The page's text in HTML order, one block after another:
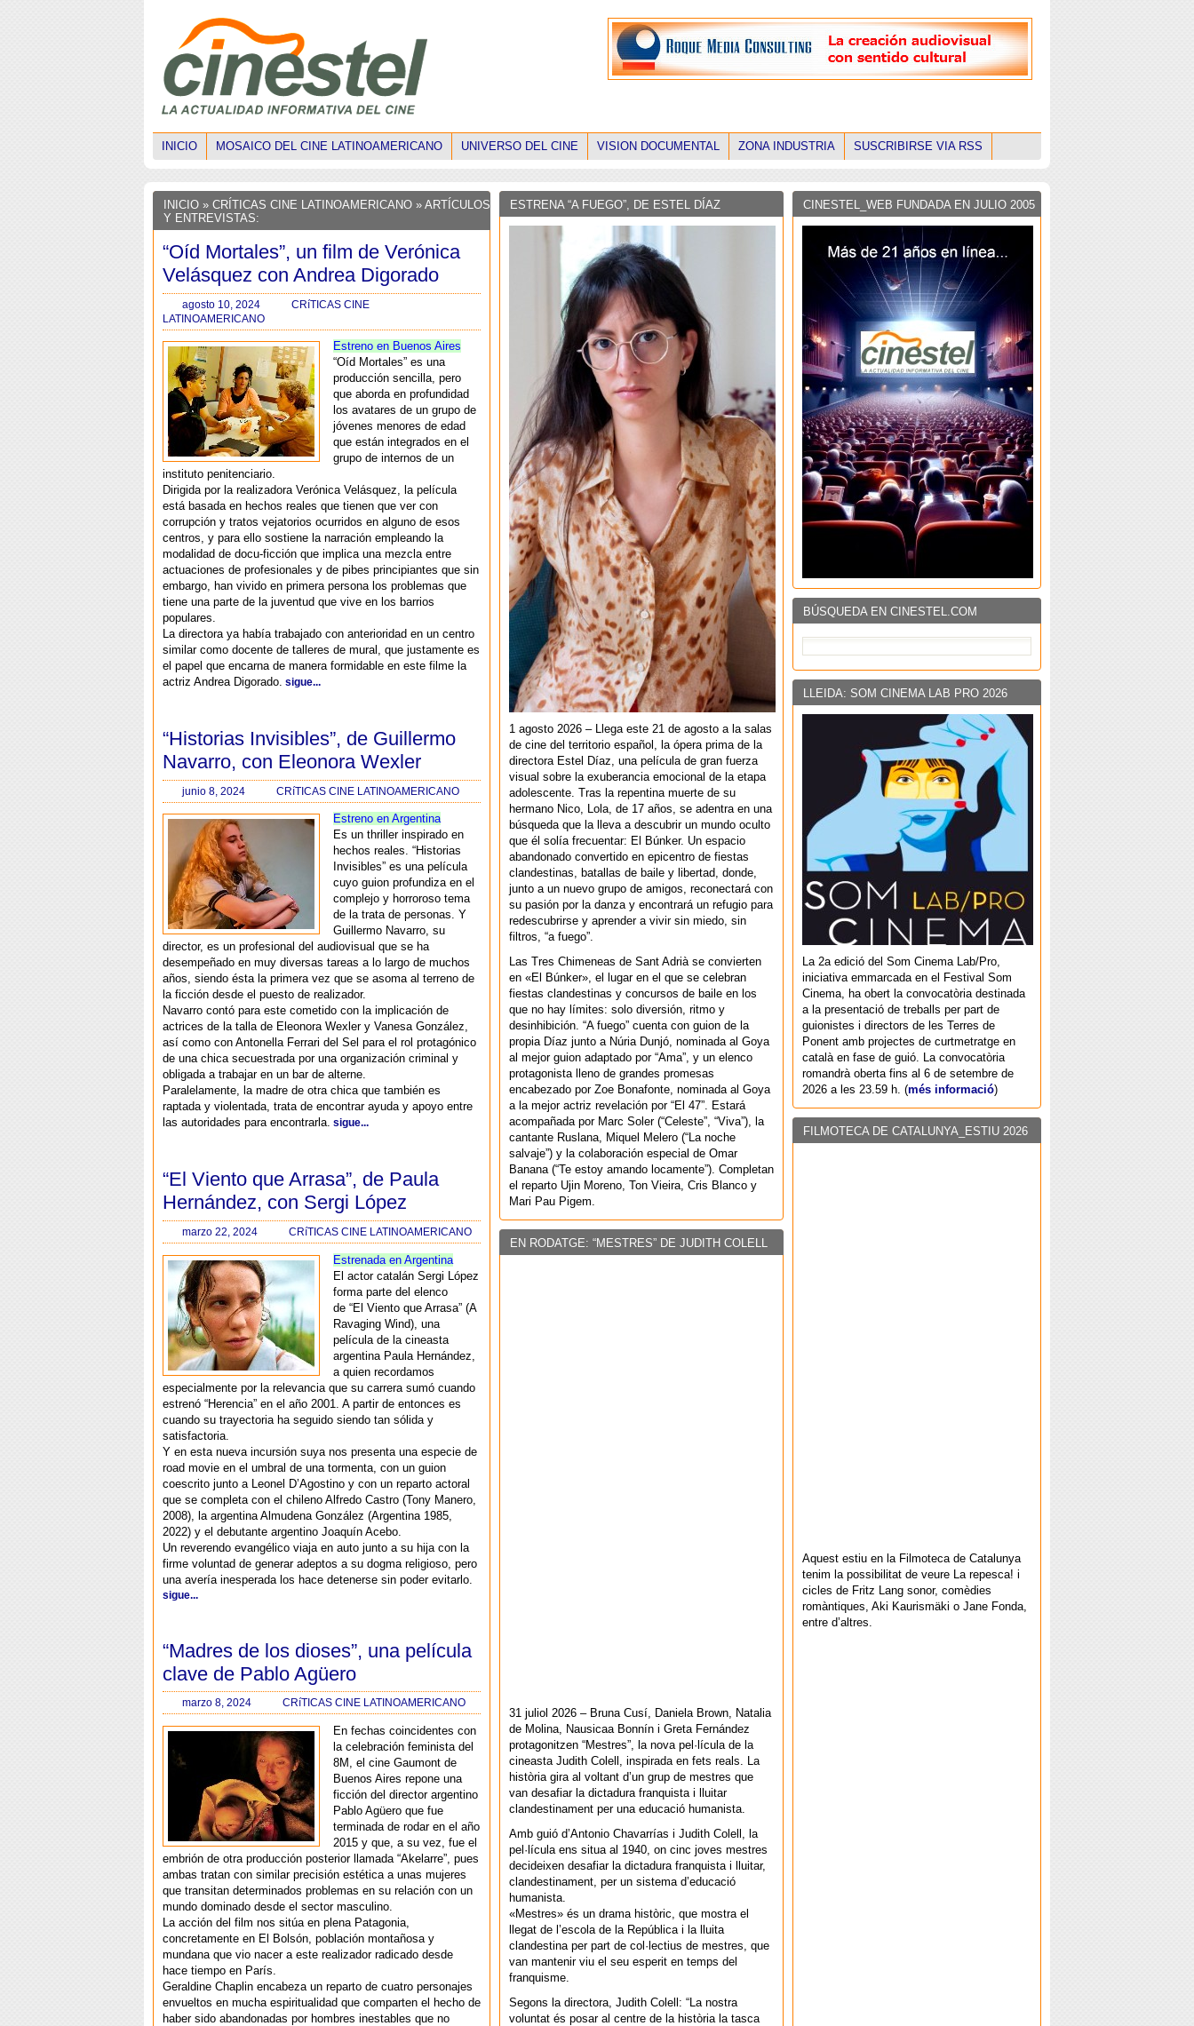
INICIO MOSAICO DEL CINE LATINOAMERICANO UNIVERSO DEL CINE VISION DOCUMENTAL ZONA INDUSTRIA SUSCRIBIRSE VIA RSS
INICIO » CRÍTICAS CINE LATINOAMERICANO » ARTÍCULOS
Y ENTREVISTAS:
“Oíd Mortales”, un film de Verónica
Velásquez con Andrea Digorado
agosto 10, 2024
CRíTICAS CINE
LATINOAMERICANO
Estreno en Buenos Aires
“Oíd Mortales” es una
producción sencilla, pero
que aborda en profundidad
los avatares de un grupo de
jóvenes menores de edad
que están integrados en el
grupo de internos de un
instituto penitenciario.
Dirigida por la realizadora Verónica Velásquez, la película
está basada en hechos reales que tienen que ver con
corrupción y tratos vejatorios ocurridos en alguno de esos
centros, y para ello sostiene la narración empleando la
modalidad de docu-ficción que implica una mezcla entre
actuaciones de profesionales y de pibes principiantes que sin
embargo, han vivido en primera persona los problemas que
tiene una parte de la juventud que vive en los barrios
populares.
La directora ya había trabajado con anterioridad en un centro
similar como docente de talleres de mural, que justamente es
el papel que encarna de manera formidable en este filme la
actriz Andrea Digorado. sigue...
“Historias Invisibles”, de Guillermo
Navarro, con Eleonora Wexler
junio 8, 2024 CRíTICAS CINE LATINOAMERICANO
Estreno en Argentina
Es un thriller inspirado en
hechos reales. “Historias
Invisibles” es una película
cuyo guion profundiza en el
complejo y horroroso tema
de la trata de personas. Y
Guillermo Navarro, su
director, es un profesional del audiovisual que se ha
desempeñado en muy diversas tareas a lo largo de muchos
años, siendo ésta la primera vez que se asoma al terreno de
la ficción desde el puesto de realizador.
Navarro contó para este cometido con la implicación de
actrices de la talla de Eleonora Wexler y Vanesa González,
así como con Antonella Ferrari del Sel para el rol protagónico
de una chica secuestrada por una organización criminal y
obligada a trabajar en un bar de alterne.
Paralelamente, la madre de otra chica que también es
raptada y violentada, trata de encontrar ayuda y apoyo entre
las autoridades para encontrarla. sigue...
“El Viento que Arrasa”, de Paula
Hernández, con Sergi López
marzo 22, 2024 CRíTICAS CINE LATINOAMERICANO
Estrenada en Argentina
El actor catalán Sergi López
forma parte del elenco
de “El Viento que Arrasa” (A
Ravaging Wind), una
película de la cineasta
argentina Paula Hernández,
a quien recordamos
especialmente por la relevancia que su carrera sumó cuando
estrenó “Herencia” en el año 2001. A partir de entonces es
cuando su trayectoria ha seguido siendo tan sólida y
satisfactoria.
Y en esta nueva incursión suya nos presenta una especie de
road movie en el umbral de una tormenta, con un guion
coescrito junto a Leonel D’Agostino y con un reparto actoral
que se completa con el chileno Alfredo Castro (Tony Manero,
2008), la argentina Almudena González (Argentina 1985,
2022) y el debutante argentino Joaquín Acebo.
Un reverendo evangélico viaja en auto junto a su hija con la
firme voluntad de generar adeptos a su dogma religioso, pero
una avería inesperada los hace detenerse sin poder evitarlo.
sigue...
“Madres de los dioses”, una película
clave de Pablo Agüero
marzo 8, 2024 CRíTICAS CINE LATINOAMERICANO
En fechas coincidentes con
la celebración feminista del
8M, el cine Gaumont de
Buenos Aires repone una
ficción del director argentino
Pablo Agüero que fue
terminada de rodar en el año
2015 y que, a su vez, fue el
embrión de otra producción posterior llamada “Akelarre”, pues
ambas tratan con similar precisión estética a unas mujeres
que transitan determinados problemas en su relación con un
mundo dominado desde el sector masculino.
La acción del film nos sitúa en plena Patagonia,
concretamente en El Bolsón, población montañosa y
mundana que vio nacer a este realizador radicado desde
hace tiempo en París.
Geraldine Chaplin encabeza un reparto de cuatro personajes
envueltos en mucha espiritualidad que comparten el hecho de
haber sido abandonadas por hombres inestables que no
CINESTEL_WEB FUNDADA EN JULIO 2005
BÚSQUEDA EN CINESTEL.COM
LLEIDA: SOM CINEMA LAB PRO 2026
La 2a edició del Som Cinema Lab/Pro,
iniciativa emmarcada en el Festival Som
Cinema, ha obert la convocatòria destinada
a la presentació de treballs per part de
guionistes i directors de les Terres de
Ponent amb projectes de curtmetratge en
català en fase de guió. La convocatòria
romandrà oberta fins al 6 de setembre de
2026 a les 23.59 h. (més informació)
FILMOTECA DE CATALUNYA_ESTIU 2026
Aquest estiu en la Filmoteca de Catalunya
tenim la possibilitat de veure La repesca! i
cicles de Fritz Lang sonor, comèdies
romàntiques, Aki Kaurismäki o Jane Fonda,
entre d’altres.
ESTRENA “A FUEGO”, DE ESTEL DÍAZ
1 agosto 2026 – Llega este 21 de agosto a la salas
de cine del territorio español, la ópera prima de la
directora Estel Díaz, una película de gran fuerza
visual sobre la exuberancia emocional de la etapa
adolescente. Tras la repentina muerte de su
hermano Nico, Lola, de 17 años, se adentra en una
búsqueda que la lleva a descubrir un mundo oculto
que él solía frecuentar: El Búnker. Un espacio
abandonado convertido en epicentro de fiestas
clandestinas, batallas de baile y libertad, donde,
junto a un nuevo grupo de amigos, reconectará con
su pasión por la danza y encontrará un refugio para
redescubrirse y aprender a vivir sin miedo, sin
filtros, “a fuego”.
Las Tres Chimeneas de Sant Adrià se convierten
en «El Búnker», el lugar en el que se celebran
fiestas clandestinas y concursos de baile en los
que no hay límites: solo diversión, ritmo y
desinhibición. “A fuego” cuenta con guion de la
propia Díaz junto a Núria Dunjó, nominada al Goya
al mejor guion adaptado por “Ama”, y un elenco
protagonista lleno de grandes promesas
encabezado por Zoe Bonafonte, nominada al Goya
a la mejor actriz revelación por “El 47”. Estará
acompañada por Marc Soler (“Celeste”, “Viva”), la
cantante Ruslana, Miquel Melero (“La noche
salvaje”) y la colaboración especial de Omar
Banana (“Te estoy amando locamente”). Completan
el reparto Ujin Moreno, Ton Vieira, Cris Blanco y
Mari Pau Pigem.
EN RODATGE: “MESTRES” DE JUDITH COLELL
31 juliol 2026 – Bruna Cusí, Daniela Brown, Natalia
de Molina, Nausicaa Bonnín i Greta Fernández
protagonitzen “Mestres”, la nova pel·lícula de la
cineasta Judith Colell, inspirada en fets reals. La
història gira al voltant d’un grup de mestres que
van desafiar la dictadura franquista i lluitar
clandestinament per una educació humanista.
Amb guió d’Antonio Chavarrías i Judith Colell, la
pel·lícula ens situa al 1940, on cinc joves mestres
decideixen desafiar la dictadura franquista i lluitar,
clandestinament, per un sistema d’educació
humanista.
«Mestres» és un drama històric, que mostra el
llegat de l’escola de la República i la lluita
clandestina per part de col·lectius de mestres, que
van mantenir viu el seu esperit en temps del
franquisme.
Segons la directora, Judith Colell: “La nostra
voluntat és posar al centre de la història la tasca